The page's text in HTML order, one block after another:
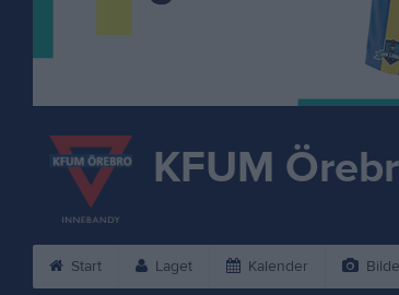
KFUM
Start Laget Kalender